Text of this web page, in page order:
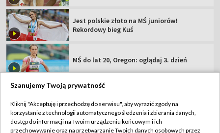
Jest polskie złoto na MŚ juniorów!
Rekordowy bieg Kuś
MŚ do lat 20, Oregon: oglądaj 3. dzień
TVP
Szanujemy Twoją prywatność
Kliknij "Akceptuję i przechodzę do serwisu", aby wyrazić zgody na
korzystanie z technologii automatycznego śledzenia i zbierania danych,
dostęp do informacji na Twoim urządzeniu końcowym i ich
przechowywanie oraz na przetwarzanie Twoich danych osobowych przez